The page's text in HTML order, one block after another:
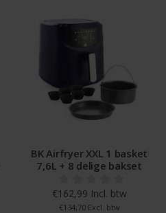
BK Airfryer XXL 1 basket
7,6L + 8 delige bakset
€162,99 Incl. btw
€134,70 Excl. btw